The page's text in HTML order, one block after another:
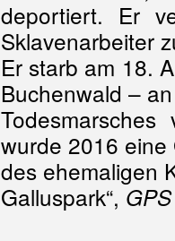
deportiert. Er
Sklavenarbeiter
Er starb am 18.
Buchenwald –
wurde 2016
des ehemaligen
Galluspark“,